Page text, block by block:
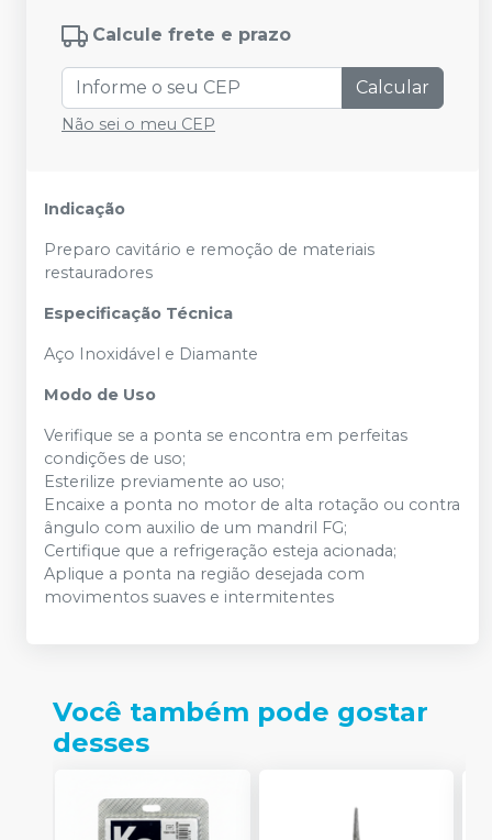
Calcule frete e prazo
Calcular
Não sei o meu CEP
Indicação
Preparo cavitário e remoção de materiais
restauradores
Especificação Técnica
Aço Inoxidável e Diamante
Modo de Uso
Verifique se a ponta se encontra em perfeitas
condições de uso;
Esterilize previamente ao uso;
Encaixe a ponta no motor de alta rotação ou contra
ângulo com auxilio de um mandril FG;
Certifique que a refrigeração esteja acionada;
Aplique a ponta na região desejada com
movimentos suaves e intermitentes
Você também pode gostar
desses